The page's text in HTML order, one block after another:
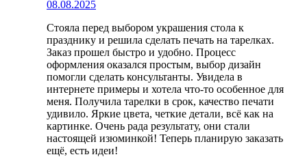
08.08.2025
Стояла перед выбором украшения стола к
празднику и решила сделать печать на тарелках.
Заказ прошел быстро и удобно. Процесс
оформления оказался простым, выбор дизайн
помогли сделать консультанты. Увидела в
интернете примеры и хотела что-то особенное для
меня. Получила тарелки в срок, качество печати
удивило. Яркие цвета, четкие детали, всё как на
картинке. Очень рада результату, они стали
настоящей изюминкой! Теперь планирую заказать
ещё, есть идеи!